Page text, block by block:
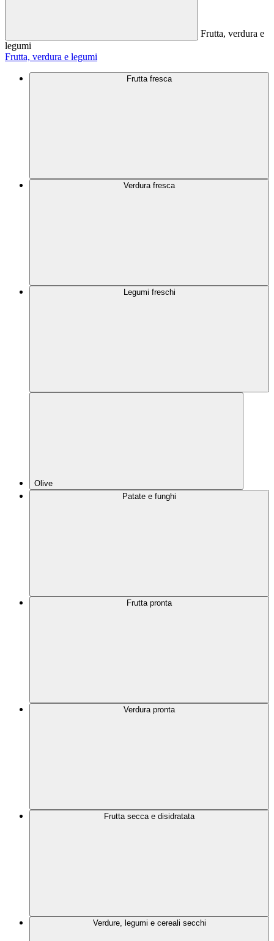
Frutta, verdura e
legumi
Frutta, verdura e legumi
Frutta fresca
Verdura fresca
Legumi freschi
Olive
Patate e funghi
Frutta pronta
Verdura pronta
Frutta secca e disidratata
Verdure, legumi e cereali secchi